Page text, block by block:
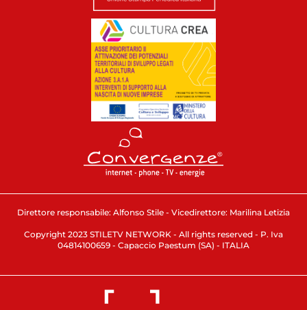
Direttore responsabile: Alfonso Stile - Vicedirettore: Marilina Letizia
Copyright 2023 STILETV NETWORK - All rights reserved - P. Iva
04814100659 - Capaccio Paestum (SA) - ITALIA